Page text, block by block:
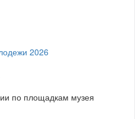
по площадкам музея